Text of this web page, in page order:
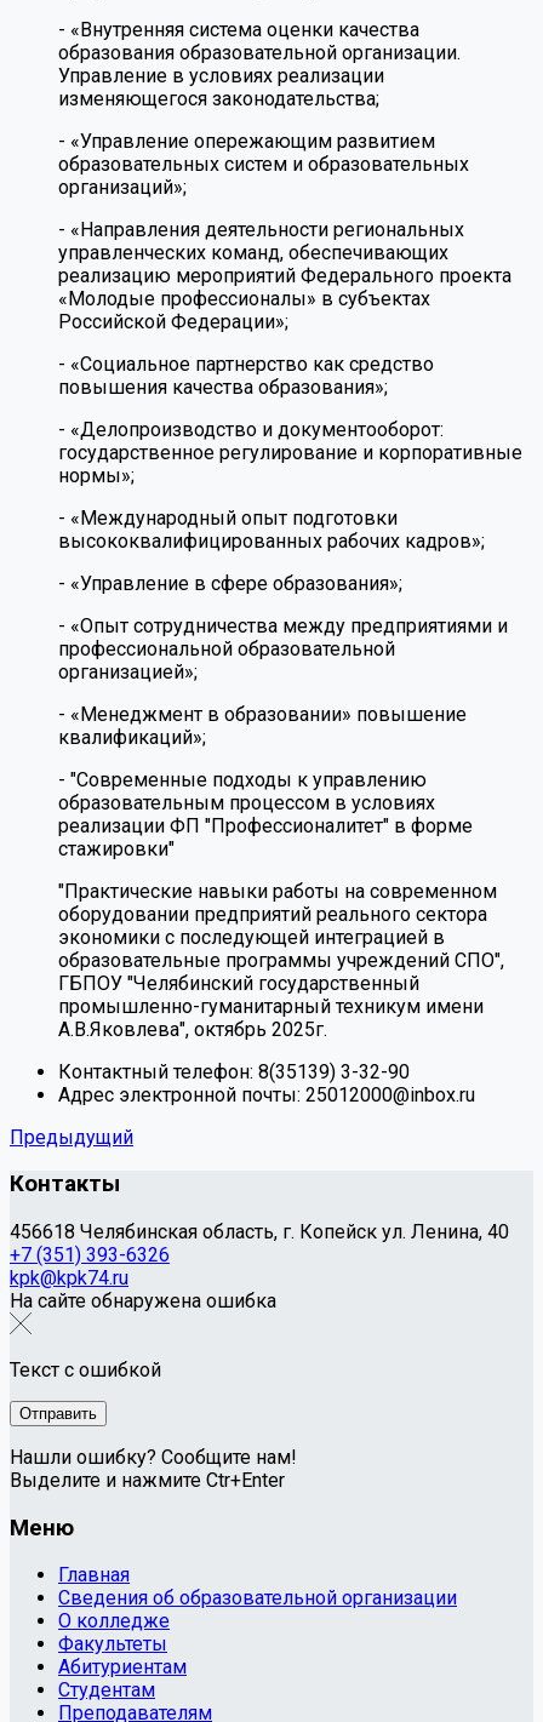
- «Внутренняя система оценки качества
образования образовательной организации.
Управление в условиях реализации
изменяющегося законодательства;
- «Управление опережающим развитием
образовательных систем и образовательных
организаций»;
- «Направления деятельности региональных
управленческих команд, обеспечивающих
реализацию мероприятий Федерального проекта
«Молодые профессионалы» в субъектах
Российской Федерации»;
- «Социальное партнерство как средство
повышения качества образования»;
- «Делопроизводство и документооборот:
государственное регулирование и корпоративные
нормы»;
- «Международный опыт подготовки
высококвалифицированных рабочих кадров»;
- «Управление в сфере образования»;
- «Опыт сотрудничества между предприятиями и
профессиональной образовательной
организацией»;
- «Менеджмент в образовании» повышение
квалификаций»;
- "Современные подходы к управлению
образовательным процессом в условиях
реализации ФП "Профессионалитет" в форме
стажировки"
"Практические навыки работы на современном
оборудовании предприятий реального сектора
экономики с последующей интеграцией в
образовательные программы учреждений СПО",
ГБПОУ "Челябинский государственный
промышленно-гуманитарный техникум имени
А.В.Яковлева", октябрь 2025г.
Контактный телефон: 8(35139) 3-32-90
Адрес электронной почты: 25012000@inbox.ru
Предыдущий
Контакты
456618 Челябинская область, г. Копейск ул. Ленина, 40
+7 (351) 393-6326
kpk@kpk74.ru
На сайте обнаружена ошибка
Текст с ошибкой
Нашли ошибку? Сообщите нам!
Выделите и нажмите Ctr+Enter
Меню
Главная
Сведения об образовательной организации
О колледже
Факультеты
Абитуриентам
Студентам
Преподавателям